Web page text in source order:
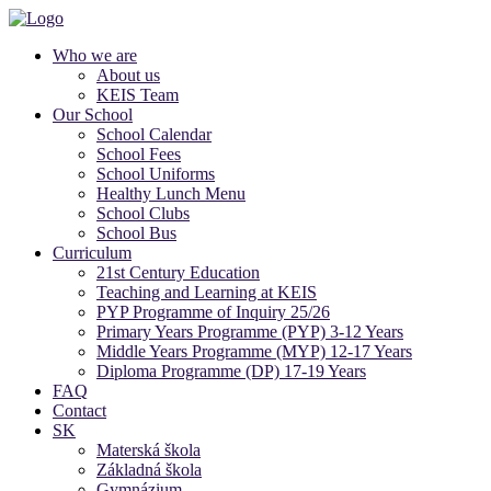
Who we are
About us
KEIS Team
Our School
School Calendar
School Fees
School Uniforms
Healthy Lunch Menu
School Clubs
School Bus
Curriculum
21st Century Education
Teaching and Learning at KEIS
PYP Programme of Inquiry 25/26
Primary Years Programme (PYP) 3-12 Years
Middle Years Programme (MYP) 12-17 Years
Diploma Programme (DP) 17-19 Years
FAQ
Contact
SK
Materská škola
Základná škola